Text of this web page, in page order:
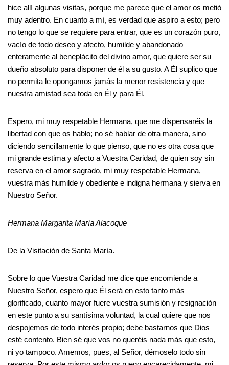
hice allí algunas visitas, porque me parece que el amor os metió
muy adentro. En cuanto a mí, es verdad que aspiro a esto; pero
no tengo lo que se requiere para entrar, que es un corazón puro,
vacío de todo deseo y afecto, humilde y abandonado
enteramente al beneplácito del divino amor, que quiere ser su
dueño absoluto para disponer de él a su gusto. A Él suplico que
no permita le opongamos jamás la menor resistencia y que
nuestra amistad sea toda en Él y para Él.
Espero, mi muy respetable Hermana, que me dispensaréis la
libertad con que os hablo; no sé hablar de otra manera, sino
diciendo sencillamente lo que pienso, que no es otra cosa que
mi grande estima y afecto a Vuestra Caridad, de quien soy sin
reserva en el amor sagrado, mi muy respetable Hermana,
vuestra más humilde y obediente e indigna hermana y sierva en
Nuestro Señor.
Hermana Margarita María Alacoque
De la Visitación de Santa María.
Sobre lo que Vuestra Caridad me dice que encomiende a
Nuestro Señor, espero que Él será en esto tanto más
glorificado, cuanto mayor fuere vuestra sumisión y resignación
en este punto a su santísima voluntad, la cual quiere que nos
despojemos de todo interés propio; debe bastarnos que Dios
esté contento. Bien sé que vos no queréis nada más que esto,
ni yo tampoco. Amemos, pues, al Señor, démoselo todo sin